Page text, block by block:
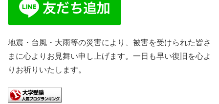
地震・台風・大雨等の災害により、被害を受けられた皆さ
まに心よりお見舞い申し上げます。一日も早い復旧を心よ
りお祈りいたします。